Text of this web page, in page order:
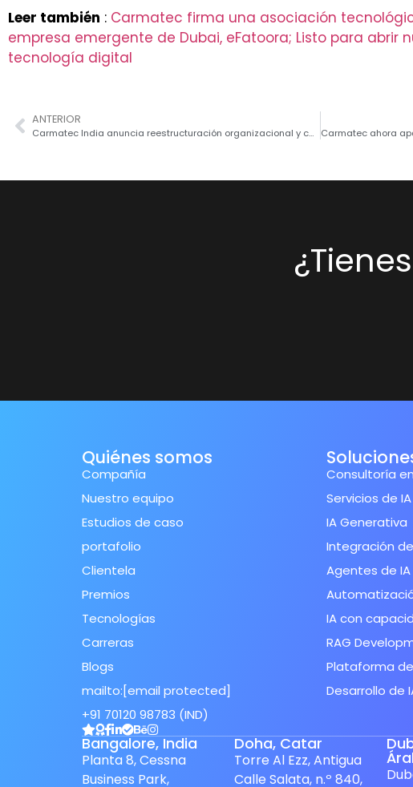
Leer también : Carmatec firma una asociación
empresa emergente de Dubai, eFatoora; Listo para abrir
tecnología digital
ANTERIOR
Carmatec India anuncia reestructuración organizacional y cambios clave en el liderazgo
Quiénes somos
Compañía
Nuestro equipo
Estudios de caso
portafolio
Clientela
Premios
Tecnologías
Carreras
Blogs
mailto:[email protected]
+91 70120 98783 (IND)
Consultoría
Servicios de IA
IA Generativa
Integración
Agentes de IA
IA con
RAG
Plataforma
Desarrollo de
Bangalore, India
Planta 8, Cessna
Business Park,
Doha, Catar
Torre Al Ezz, Antigua
Calle Salata, n.º 840,
Swedish
Finnish
Spanish (Spain)